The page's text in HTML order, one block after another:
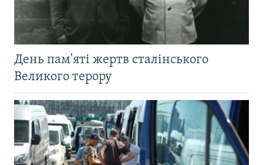
День пам'яті жертв сталінського
Великого терору